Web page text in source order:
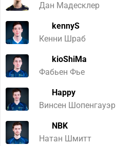
Дан Мадесклер
kennyS
Кенни Шраб
kioShiMa
Фабьен Фье
Happy
Винсен Шопенгауэр
NBK
Натан Шмитт